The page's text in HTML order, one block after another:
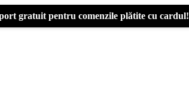
gratuit pentru comenzile plătite cu cardul!